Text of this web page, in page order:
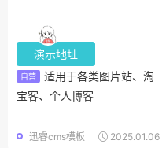
演示地址
自营
适用于各类图片站、淘
宝客、个人博客
2025.01.06
迅睿cms模板